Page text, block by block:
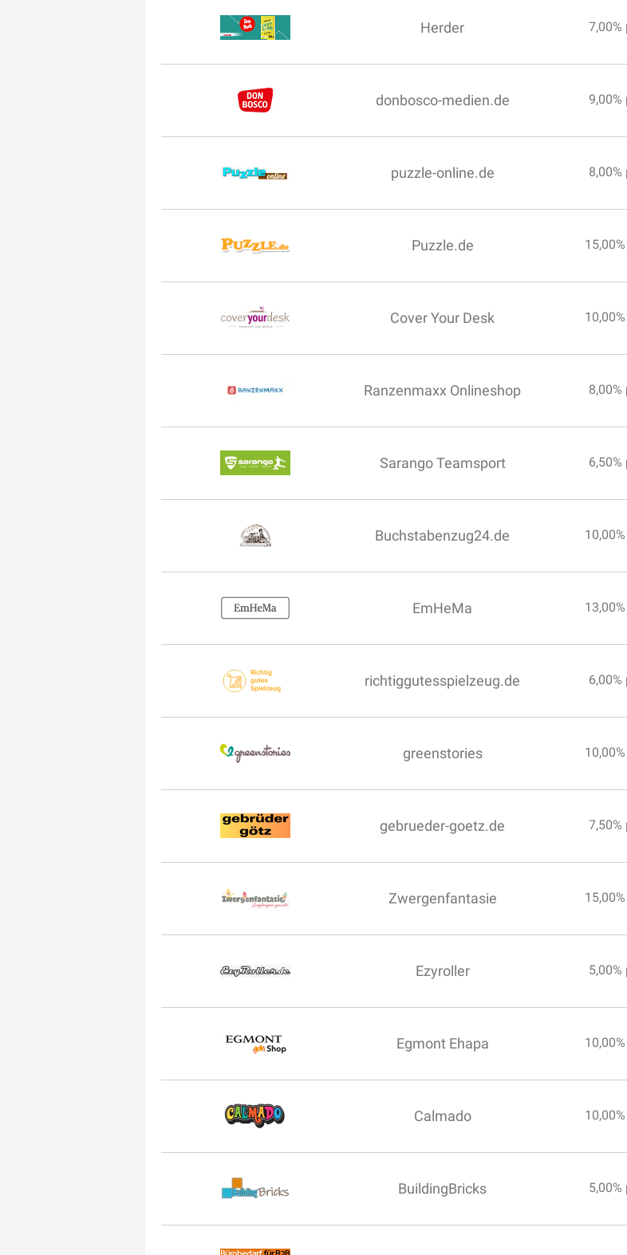
Herder 7,00%
donbosco-medien.de 9,00%
puzzle-online.de 8,00%
Puzzle.de
Cover Your Desk
Ranzenmaxx Onlineshop 8,00%
Sarango Teamsport 6,50%
Buchstabenzug24.de
EmHeMa
richtiggutesspielzeug.de 6,00%
greenstories
gebrueder-goetz.de 7,50%
Zwergenfantasie
Ezyroller 5,00%
Egmont Ehapa
Calmado
BuildingBricks 5,00%